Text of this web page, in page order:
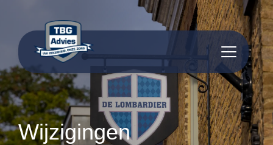
Wijzigingen